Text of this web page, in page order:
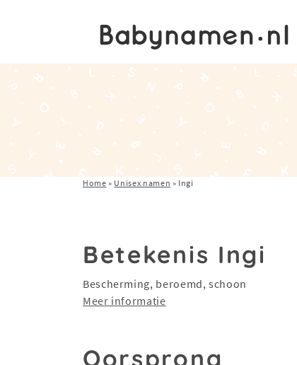
Home » Unisex namen » Ingi
Betekenis Ingi
Bescherming, beroemd, schoon
Meer informatie
Oorsprong